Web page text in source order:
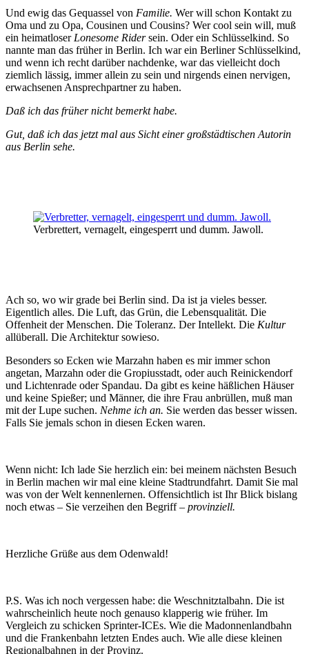
Und ewig das Gequassel von Familie. Wer will schon Kontakt zu
Oma und zu Opa, Cousinen und Cousins? Wer cool sein will, muß
ein heimatloser Lonesome Ridersein. Oder ein Schlüsselkind. So
nannte man das früher in Berlin. Ich war ein Berliner Schlüsselkind,
und wenn ich recht darüber nachdenke, war das vielleicht doch
ziemlich lässig, immer allein zu sein und nirgends einen nervigen,
erwachsenen Ansprechpartner zu haben.
Daß ich das früher nicht bemerkt habe.
Gut, daß ich das jetzt mal aus Sicht einer großstädtischen Autorin
aus Berlin sehe.
Verbrettert, vernagelt, eingesperrt und dumm. Jawoll.
Ach so, wo wir grade bei Berlin sind. Da ist ja vieles besser.
Eigentlich alles. Die Luft, das Grün, die Lebensqualität. Die
Offenheit der Menschen. Die Toleranz. Der Intellekt. Die Kultur
allüberall. Die Architektur sowieso.
Besonders so Ecken wie Marzahn haben es mir immer schon
angetan, Marzahn oder die Gropiusstadt, oder auch Reinickendorf
und Lichtenrade oder Spandau. Da gibt es keine häßlichen Häuser
und keine Spießer; und Männer, die ihre Frau anbrüllen, muß man
mit der Lupe suchen. Nehme ich an. Sie werden das besser wissen.
Falls Sie jemals schon in diesen Ecken waren.
Wenn nicht: Ich lade Sie herzlich ein: bei meinem nächsten Besuch
in Berlin machen wir mal eine kleine Stadtrundfahrt. Damit Sie mal
was von der Welt kennenlernen. Offensichtlich ist Ihr Blick bislang
noch etwas – Sie verzeihen den Begriff – provinziell.
Herzliche Grüße aus dem Odenwald!
P.S. Was ich noch vergessen habe: die Weschnitztalbahn. Die ist
wahrscheinlich heute noch genauso klapperig wie früher. Im
Vergleich zu schicken Sprinter-ICEs. Wie die Madonnenlandbahn
und die Frankenbahn letzten Endes auch. Wie alle diese kleinen
Regionalbahnen in der Provinz.